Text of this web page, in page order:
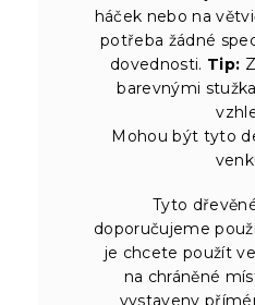
háček nebo na
potřeba žádné
dovednosti. Tip:
barevnými
Mohou být tyto
Tyto
doporučujeme
je chcete použít
na chráněné
vystaveny